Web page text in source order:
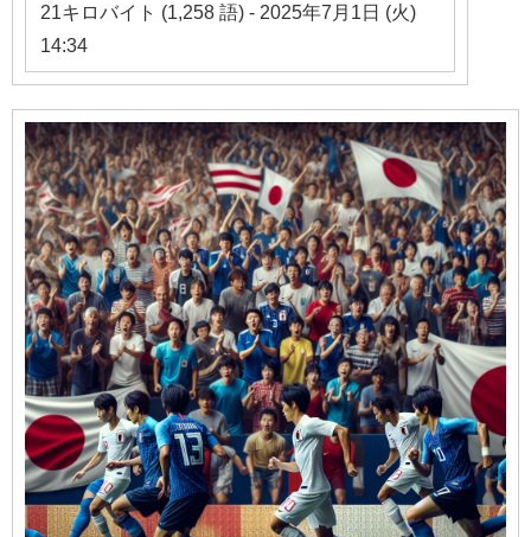
21キロバイト (1,258 語) - 2025年7月1日 (火)
14:34